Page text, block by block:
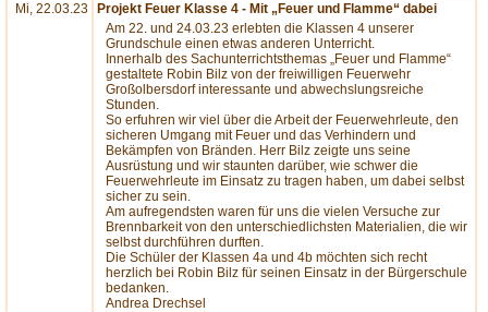
Mi, 22.03.23
Projekt Feuer Klasse 4 - Mit „Feuer und Flamme“ dabei
Am 22. und 24.03.23 erlebten die Klassen 4 unserer
Grundschule einen etwas anderen Unterricht.
Innerhalb des Sachunterrichtsthemas „Feuer und Flamme“
gestaltete Robin Bilz von der freiwilligen Feuerwehr
Großolbersdorf interessante und abwechslungsreiche
Stunden.
So erfuhren wir viel über die Arbeit der Feuerwehrleute, den
sicheren Umgang mit Feuer und das Verhindern und
Bekämpfen von Bränden. Herr Bilz zeigte uns seine
Ausrüstung und wir staunten darüber, wie schwer die
Feuerwehrleute im Einsatz zu tragen haben, um dabei selbst
sicher zu sein.
Am aufregendsten waren für uns die vielen Versuche zur
Brennbarkeit von den unterschiedlichsten Materialien, die wir
selbst durchführen durften.
Die Schüler der Klassen 4a und 4b möchten sich recht
herzlich bei Robin Bilz für seinen Einsatz in der Bürgerschule
bedanken.
Andrea Drechsel